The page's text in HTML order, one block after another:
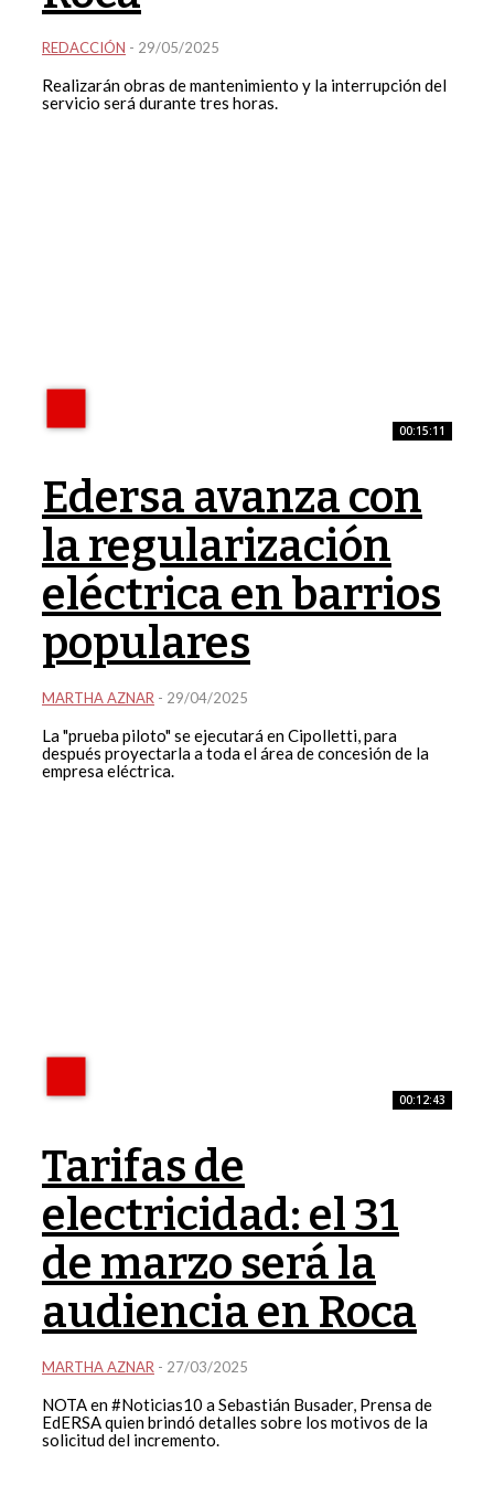
REDACCIÓN - 29/05/2025
Realizarán obras de mantenimiento y la interrupción del
servicio será durante tres horas.
00:15:11
Edersa avanza con
la regularización
eléctrica en barrios
populares
MARTHA AZNAR - 29/04/2025
La "prueba piloto" se ejecutará en Cipolletti, para
después proyectarla a toda el área de concesión de la
empresa eléctrica.
00:12:43
Tarifas de
electricidad: el 31
de marzo será la
audiencia en Roca
MARTHA AZNAR - 27/03/2025
NOTA en #Noticias10 a Sebastián Busader, Prensa de
EdERSA quien brindó detalles sobre los motivos de la
solicitud del incremento.